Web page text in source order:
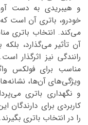
و هیبریدی به دست
خودرو، باتری آن است
می‌کند. انتخاب باتری
آن تأثیر می‌گذارد،
رانندگی نیز اثرگذار
مناسب برای فولکس
ویژگی‌های آن‌ها،
و نگهداری باتری
کاربردی برای دارندگان
را در انتخاب باتری بگیرند.